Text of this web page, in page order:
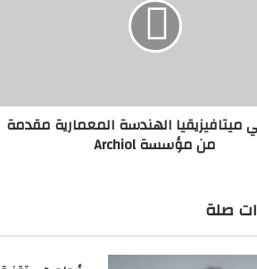
الهندسة المعمارية مقدمة
من مؤسسة Archiol
صلة